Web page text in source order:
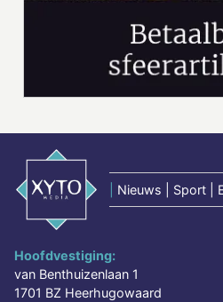
Nieuws | Sport |
Hoofdvestiging:
van Benthuizenlaan 1
1701 BZ Heerhugowaard